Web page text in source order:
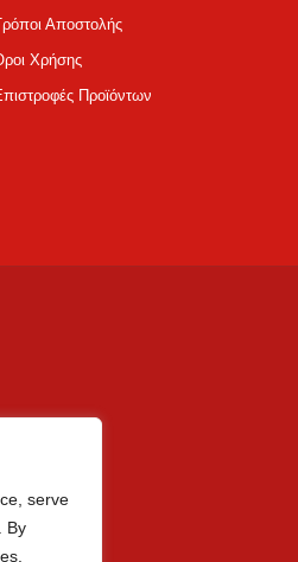
serve
By
Αποστολής
Χρήσης
Προϊόντων